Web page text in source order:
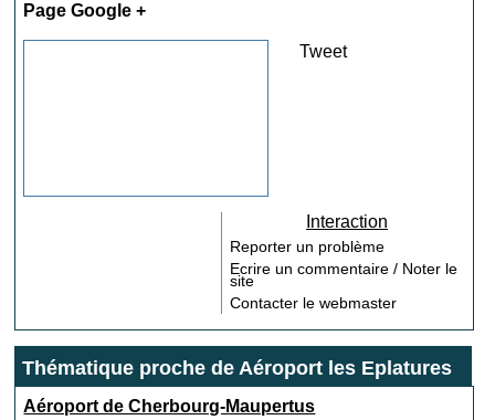
Page Google +
Tweet
Interaction
Reporter un problème
Ecrire un commentaire / Noter le
site
Contacter le webmaster
Thématique proche de Aéroport les Eplatures
Aéroport de Cherbourg-Maupertus